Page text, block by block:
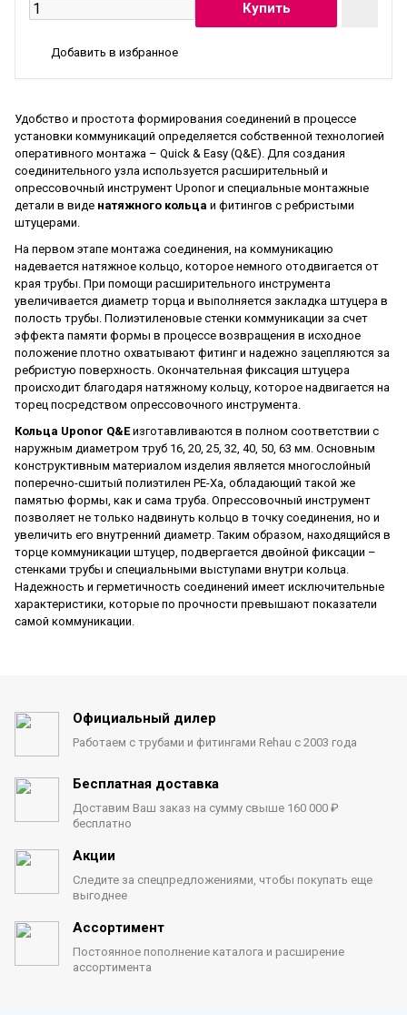
Добавить в избранное
Удобство и простота формирования соединений в процессе
установки коммуникаций определяется собственной технологией
оперативного монтажа – Quick & Easy (Q&E). Для создания
соединительного узла используется расширительный и
опрессовочный инструмент Uponor и специальные монтажные
детали в виде натяжного кольца и фитингов с ребристыми
штуцерами.
На первом этапе монтажа соединения, на коммуникацию
надевается натяжное кольцо, которое немного отодвигается от
края трубы. При помощи расширительного инструмента
увеличивается диаметр торца и выполняется закладка штуцера в
полость трубы. Полиэтиленовые стенки коммуникации за счет
эффекта памяти формы в процессе возвращения в исходное
положение плотно охватывают фитинг и надежно зацепляются за
ребристую поверхность. Окончательная фиксация штуцера
происходит благодаря натяжному кольцу, которое надвигается на
торец посредством опрессовочного инструмента.
Кольца Uponor Q&Eизготавливаются в полном соответствии с
наружным диаметром труб 16, 20, 25, 32, 40, 50, 63 мм. Основным
конструктивным материалом изделия является многослойный
поперечно-сшитый полиэтилен PE-Xa, обладающий такой же
памятью формы, как и сама труба. Опрессовочный инструмент
позволяет не только надвинуть кольцо в точку соединения, но и
увеличить его внутренний диаметр. Таким образом, находящийся в
торце коммуникации штуцер, подвергается двойной фиксации –
стенками трубы и специальными выступами внутри кольца.
Надежность и герметичность соединений имеет исключительные
характеристики, которые по прочности превышают показатели
самой коммуникации.
Официальный дилер
Работаем с трубами и фитингами Rehau с 2003 года
Бесплатная доставка
Доставим Ваш заказ на сумму свыше 160 000 ₽
бесплатно
Акции
Следите за спецпредложениями, чтобы покупать еще
выгоднее
Ассортимент
Постоянное пополнение каталога и расширение
ассортимента